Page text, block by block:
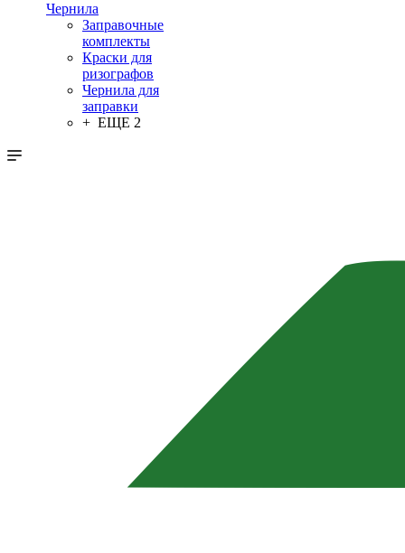
Чернила
Заправочные
комплекты
Краски для
ризографов
Чернила для
заправки
+ ЕЩЕ 2